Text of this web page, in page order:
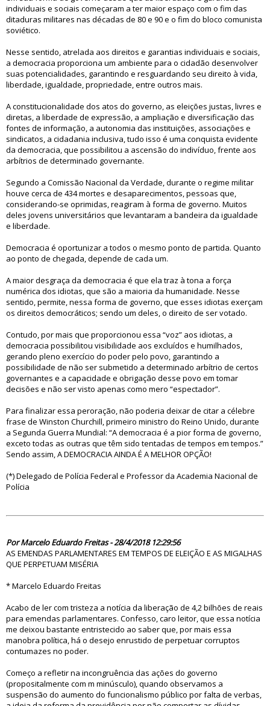
individuais e sociais começaram a ter maior espaço com o fim das
ditaduras militares nas décadas de 80 e 90 e o fim do bloco comunista
soviético.
Nesse sentido, atrelada aos direitos e garantias individuais e sociais,
a democracia proporciona um ambiente para o cidadão desenvolver
suas potencialidades, garantindo e resguardando seu direito à vida,
liberdade, igualdade, propriedade, entre outros mais.
A constitucionalidade dos atos do governo, as eleições justas, livres e
diretas, a liberdade de expressão, a ampliação e diversificação das
fontes de informação, a autonomia das instituições, associações e
sindicatos, a cidadania inclusiva, tudo isso é uma conquista evidente
da democracia, que possibilitou a ascensão do indivíduo, frente aos
arbítrios de determinado governante.
Segundo a Comissão Nacional da Verdade, durante o regime militar
houve cerca de 434 mortes e desaparecimentos, pessoas que,
considerando-se oprimidas, reagiram à forma de governo. Muitos
deles jovens universitários que levantaram a bandeira da igualdade
e liberdade.
Democracia é oportunizar a todos o mesmo ponto de partida. Quanto
ao ponto de chegada, depende de cada um.
A maior desgraça da democracia é que ela traz à tona a força
numérica dos idiotas, que são a maioria da humanidade. Nesse
sentido, permite, nessa forma de governo, que esses idiotas exerçam
os direitos democráticos; sendo um deles, o direito de ser votado.
Contudo, por mais que proporcionou essa “voz” aos idiotas, a
democracia possibilitou visibilidade aos excluídos e humilhados,
gerando pleno exercício do poder pelo povo, garantindo a
possibilidade de não ser submetido a determinado arbítrio de certos
governantes e a capacidade e obrigação desse povo em tomar
decisões e não ser visto apenas como mero “espectador”.
Para finalizar essa peroração, não poderia deixar de citar a célebre
frase de Winston Churchill, primeiro ministro do Reino Unido, durante
a Segunda Guerra Mundial: “A democracia é a pior forma de governo,
exceto todas as outras que têm sido tentadas de tempos em tempos.”
Sendo assim, A DEMOCRACIA AINDA É A MELHOR OPÇÃO!
(*) Delegado de Polícia Federal e Professor da Academia Nacional de
Polícia
Por Marcelo Eduardo Freitas - 28/4/2018 12:29:56
AS EMENDAS PARLAMENTARES EM TEMPOS DE ELEIÇÃO E AS MIGALHAS
QUE PERPETUAM MISÉRIA
* Marcelo Eduardo Freitas
Acabo de ler com tristeza a notícia da liberação de 4,2 bilhões de reais
para emendas parlamentares. Confesso, caro leitor, que essa notícia
me deixou bastante entristecido ao saber que, por mais essa
manobra política, há o desejo enrustido de perpetuar corruptos
contumazes no poder.
Começo a refletir na incongruência das ações do governo
(propositalmente com m minúsculo), quando observamos a
suspensão do aumento do funcionalismo público por falta de verbas,